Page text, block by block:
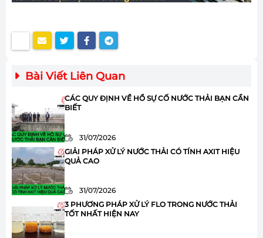
Bài Viết Liên Quan
CÁC QUY ĐỊNH VỀ HỒ SỰ CỐ NƯỚC THẢI BẠN CẦN
BIẾT
31/07/2026
GIẢI PHÁP XỬ LÝ NƯỚC THẢI CÓ TÍNH AXIT HIỆU
QUẢ CAO
31/07/2026
3 PHƯƠNG PHÁP XỬ LÝ FLO TRONG NƯỚC THẢI
TỐT NHẤT HIỆN NAY